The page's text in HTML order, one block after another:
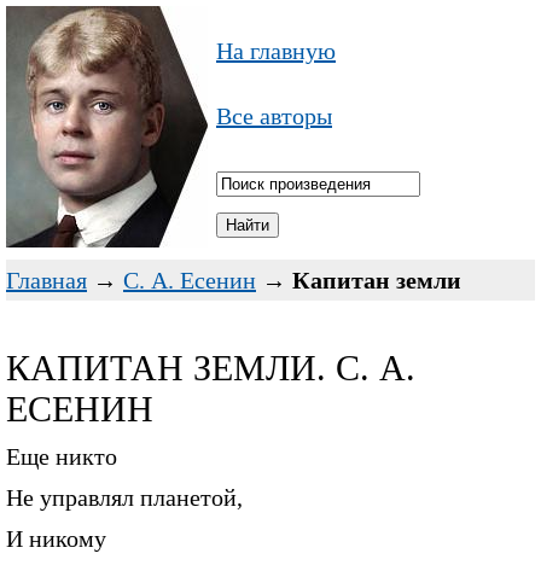
На главную
Все авторы
Главная → С. А. Есенин → Капитан земли
КАПИТАН ЗЕМЛИ. С. А.
ЕСЕНИН
Еще никто
Не управлял планетой,
И никому